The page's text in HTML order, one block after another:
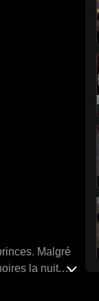
Malgré
la nuit.